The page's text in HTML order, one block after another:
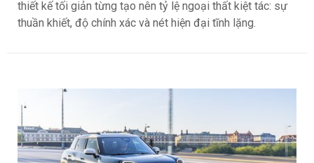
thiết kế tối giản từng tạo nên tỷ lệ ngoại thất kiệt tác: sự
thuần khiết, độ chính xác và nét hiện đại tĩnh lặng.